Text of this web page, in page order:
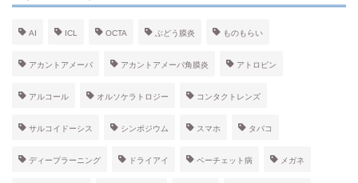
AI ICL OCTA ぶどう膜炎 ものもらい
アカントアメーバ アカントアメーバ角膜炎 アトロピン
アルコール オルソケラトロジー コンタクトレンズ
サルコイドーシス シンポジウム スマホ タバコ
ディープラーニング ドライアイ ベーチェット病 メガネ